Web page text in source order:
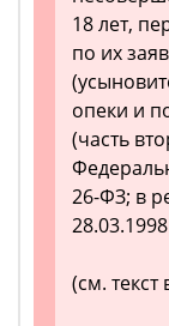
18 лет,
по их
опеки и
(часть
26-ФЗ; в
(см.